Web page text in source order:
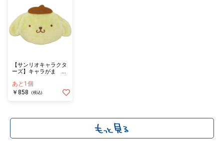
【サンリオキャラクタ
ーズ】キャラがま ポ
あと1個
￥858
(税込)